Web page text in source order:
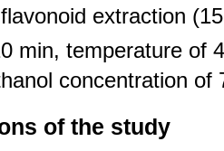
extraction
min, temperature of
concentration of
of the study